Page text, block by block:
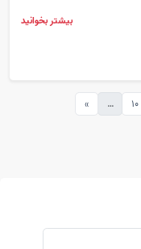
بیشتر بخوانید
10
…
»